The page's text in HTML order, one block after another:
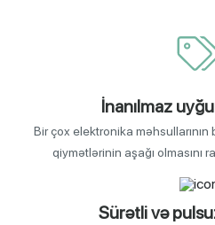
İnanılmaz
Bir çox elektronika məhsullarının
qiymətlərinin aşağı olmasını
Sürətli və